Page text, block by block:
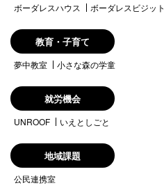
ボーダレスハウス ボーダレスビジット
教育・子育て
夢中教室 小さな森の学童
就労機会
UNROOF いえとしごと
地域課題
公民連携室